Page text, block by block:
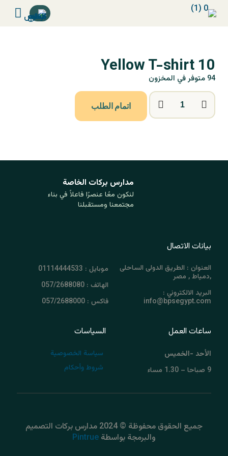
Yellow T-shirt 10
94 متوفر في المخزون
اتمام الطلب
مدارس بركات ‏الخاصة
لنكون معًا عنصرًا فاعلاً في بناء
مجتمعنا ومستقبلنا
بيانات الاتصال
العنوان : الطريق الدولى الساحلى
,دمياط , مصر
البريد الالكتروني :
info@bpsegypt.com
موبايل : 01114444533
الهاتف : 057/2688080
فاكس : 057/2688000
ساعات العمل
الأحد -الخميس
9 صباحا – 1.30 مساء
السياسات
سياسة الخصوصية
شروط وأحكام
جميع الحقوق محفوظة © 2024 مدارس بركات التصميم
والبرمجة بواسطة Pintrue